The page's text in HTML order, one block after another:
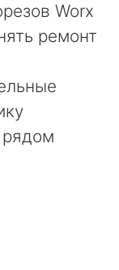
Worx
ремонт
рядом